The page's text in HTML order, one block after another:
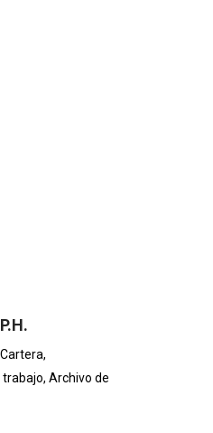
Archivo de